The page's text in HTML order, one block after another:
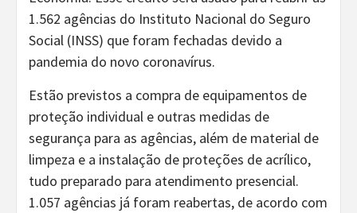
1.562 agências do Instituto Nacional do Seguro
Social (INSS) que foram fechadas devido a
pandemia do novo coronavírus.
Estão previstos a compra de equipamentos de
proteção individual e outras medidas de
segurança para as agências, além de material de
limpeza e a instalação de proteções de acrílico,
tudo preparado para atendimento presencial.
1.057 agências já foram reabertas, de acordo com